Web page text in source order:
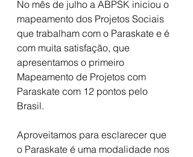
No mês de julho a ABPSK iniciou o
mapeamento dos Projetos Sociais
que trabalham com o Paraskate e é
com muita satisfação, que
apresentamos o primeiro
Mapeamento de Projetos com
Paraskate com 12 pontos pelo
Brasil.
Aproveitamos para esclarecer que
o Paraskate é uma modalidade nos